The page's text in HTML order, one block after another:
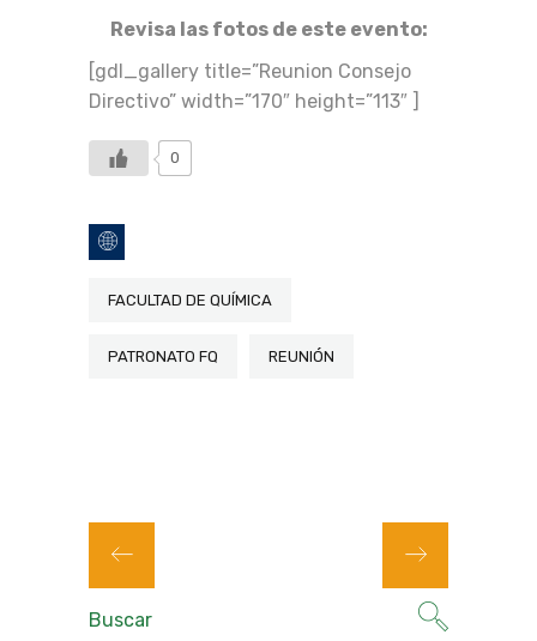
Revisa las fotos de este evento:
[gdl_gallery title=”Reunion Consejo
Directivo” width=”170″ height=”113″ ]
0
FACULTAD DE QUÍMICA
PATRONATO FQ REUNIÓN